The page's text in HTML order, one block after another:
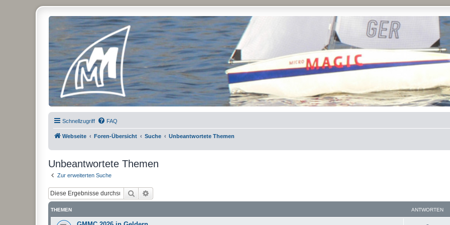
Micro Magic Forum Deutschland
Schnellzugriff FAQ
Webseite Foren-Übersicht Suche Unbeantwortete Themen
Unbeantwortete Themen
Zur erweiterten Suche
Suche
THEMEN ANTWORTEN